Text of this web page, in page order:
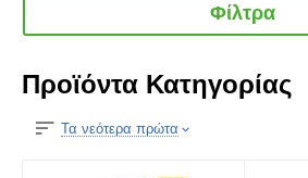
Φίλτρα
Προϊόντα Κατηγορίας
Τα νεότερα πρώτα